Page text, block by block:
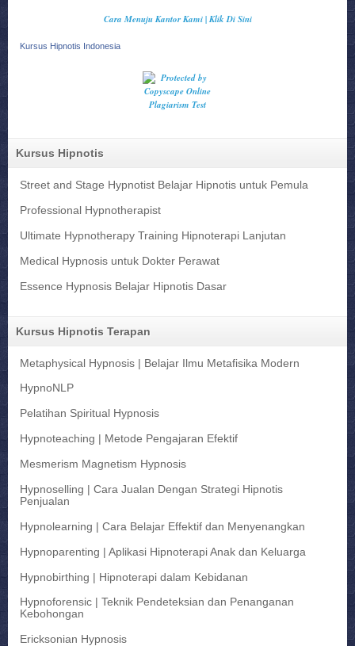
Cara Menuju Kantor Kami | Klik Di Sini
Kursus Hipnotis Indonesia
Kursus Hipnotis
Street and Stage Hypnotist Belajar Hipnotis untuk Pemula
Professional Hypnotherapist
Ultimate Hypnotherapy Training Hipnoterapi Lanjutan
Medical Hypnosis untuk Dokter Perawat
Essence Hypnosis Belajar Hipnotis Dasar
Kursus Hipnotis Terapan
Metaphysical Hypnosis | Belajar Ilmu Metafisika Modern
HypnoNLP
Pelatihan Spiritual Hypnosis
Hypnoteaching | Metode Pengajaran Efektif
Mesmerism Magnetism Hypnosis
Hypnoselling | Cara Jualan Dengan Strategi Hipnotis
Penjualan
Hypnolearning | Cara Belajar Effektif dan Menyenangkan
Hypnoparenting | Aplikasi Hipnoterapi Anak dan Keluarga
Hypnobirthing | Hipnoterapi dalam Kebidanan
Hypnoforensic | Teknik Pendeteksian dan Penanganan
Kebohongan
Ericksonian Hypnosis